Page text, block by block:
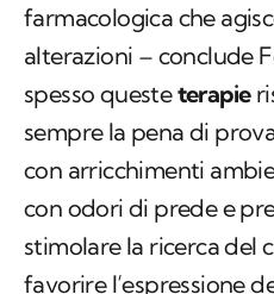
farmacologica che
alterazioni – conclude
spesso questeterapie
sempre la pena di
con arricchimenti
con odori di prede e
stimolare la ricerca del
favorire l’espressione